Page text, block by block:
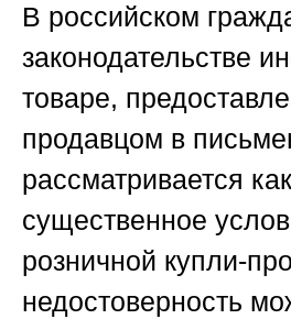
В российском
законодательстве
товаре,
продавцом в
рассматривается как
существенное
розничной купли-
недостоверность